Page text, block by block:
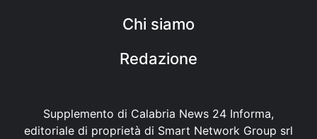
Chi siamo
Redazione
Supplemento di Calabria News 24 Informa,
editoriale di proprietà di Smart Network Group srl